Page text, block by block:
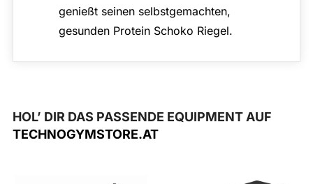
genießt seinen selbstgemachten,
gesunden Protein Schoko Riegel.
HOL’ DIR DAS PASSENDE EQUIPMENT AUF
TECHNOGYMSTORE.AT